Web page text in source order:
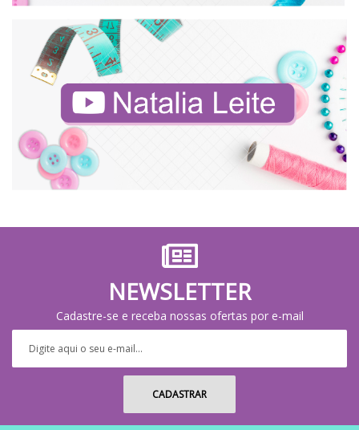
NEWSLETTER
Cadastre-se e receba nossas ofertas por e-mail